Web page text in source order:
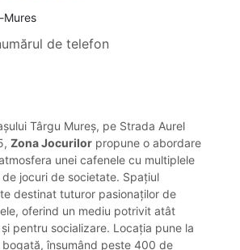
Mures
de telefon
Târgu Mureș, pe Strada Aurel
Zona Jocurilor propune o abordare
unei cafenele cu multiplele
jocuri de societate. Spațiul
destinat tuturor pasionaților de
oferind un mediu potrivit atât
pentru socializare. Locația pune la
însumând peste 400 de